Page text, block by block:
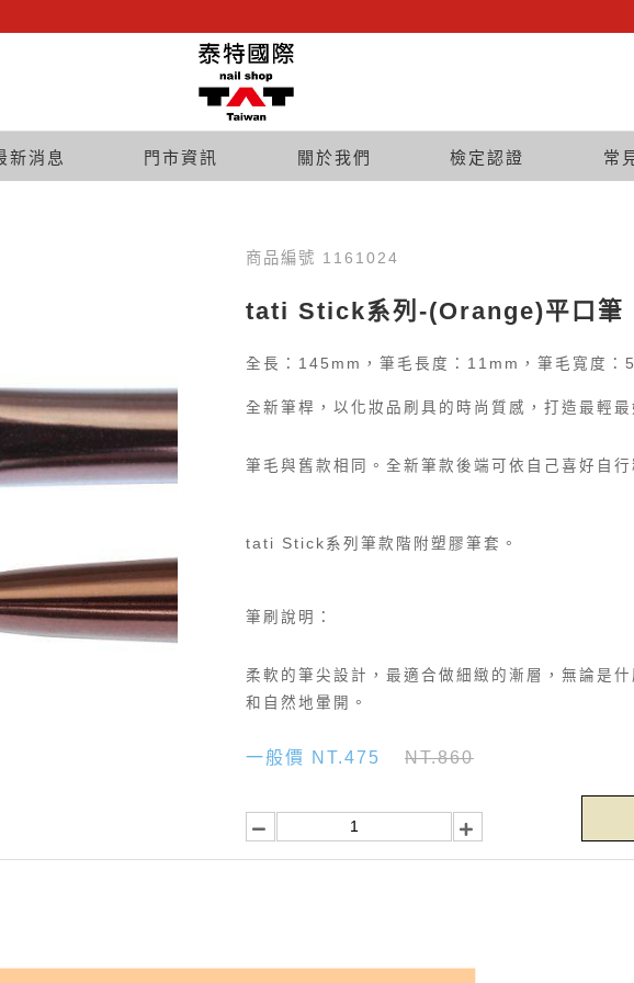
新消息 門市資訊 關於我們 檢定認證 常
商品編號 1161024
tati Stick系列-(Orange)平口筆
全長：145mm，筆毛長度：11mm，筆毛寬度
全新筆桿，以化妝品刷具的時尚質感，打造最輕最
筆毛與舊款相同。全新筆款後端可依自己喜好自行
tati Stick系列筆款階附塑膠筆套。
筆刷說明：
柔軟的筆尖設計，最適合做細緻的漸層，無論是
和自然地暈開。
一般價 NT.475 NT.860